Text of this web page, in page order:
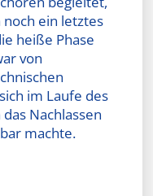
noch ein letztes
heiße Phase
von
im Laufe des
Nachlassen
machte.